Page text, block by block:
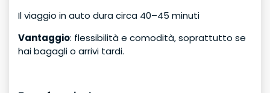
Il viaggio in auto dura circa 40–45 minuti
Vantaggio: flessibilità e comodità, soprattutto se
hai bagagli o arrivi tardi.